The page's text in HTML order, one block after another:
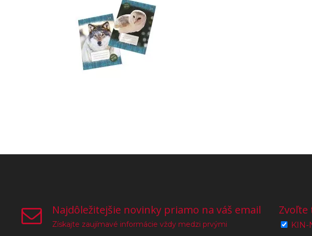
Najdôležitejšie novinky priamo na váš email
Získajte zaujímavé informácie vždy medzi prvými
Zvoľte
KIN-